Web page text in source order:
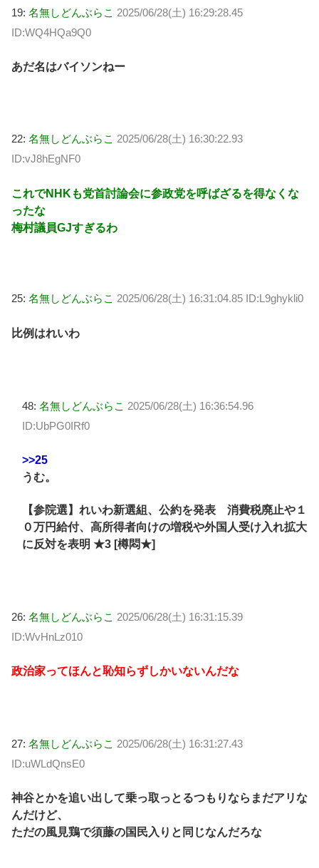
19: 名無しどんぶらこ 2025/06/28(土) 16:29:28.45
ID:WQ4HQa9Q0
あだ名はバイソンねー
22: 名無しどんぶらこ 2025/06/28(土) 16:30:22.93
ID:vJ8hEgNF0
これでNHKも党首討論会に参政党を呼ばざるを得なくな
ったな
梅村議員GJすぎるわ
25: 名無しどんぶらこ 2025/06/28(土) 16:31:04.85 ID:L9ghykli0
比例はれいわ
48: 名無しどんぶらこ 2025/06/28(土) 16:36:54.96
ID:UbPG0IRf0
>>25
うむ。
【参院選】れいわ新選組、公約を発表 消費税廃止や１
０万円給付、高所得者向けの増税や外国人受け入れ拡大
に反対を表明 ★3 [樽悶★]
26: 名無しどんぶらこ 2025/06/28(土) 16:31:15.39
ID:WvHnLz010
政治家ってほんと恥知らずしかいないんだな
27: 名無しどんぶらこ 2025/06/28(土) 16:31:27.43
ID:uWLdQnsE0
神谷とかを追い出して乗っ取っとるつもりならまだアリな
んだけど、
ただの風見鶏で須藤の国民入りと同じなんだろな